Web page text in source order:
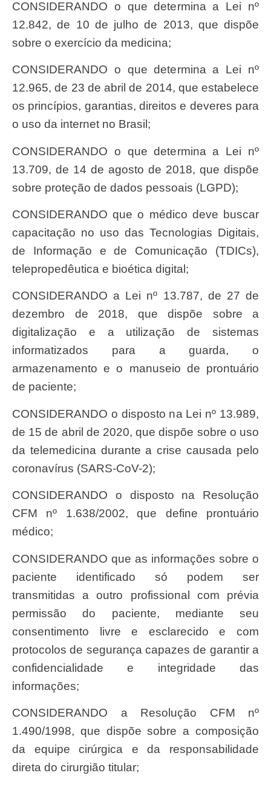
CONSIDERANDO o que determina a Lei nº
12.842, de 10 de julho de 2013, que dispõe
sobre o exercício da medicina;
CONSIDERANDO o que determina a Lei nº
12.965, de 23 de abril de 2014, que estabelece
os princípios, garantias, direitos e deveres para
o uso da internet no Brasil;
CONSIDERANDO o que determina a Lei nº
13.709, de 14 de agosto de 2018, que dispõe
sobre proteção de dados pessoais (LGPD);
CONSIDERANDO que o médico deve buscar
capacitação no uso das Tecnologias Digitais,
de Informação e de Comunicação (TDICs),
telepropedêutica e bioética digital;
CONSIDERANDO a Lei nº 13.787, de 27 de
dezembro de 2018, que dispõe sobre a
digitalização e a utilização de sistemas
informatizados para a guarda, o
armazenamento e o manuseio de prontuário
de paciente;
CONSIDERANDO o disposto na Lei nº 13.989,
de 15 de abril de 2020, que dispõe sobre o uso
da telemedicina durante a crise causada pelo
coronavírus (SARS-CoV-2);
CONSIDERANDO o disposto na Resolução
CFM nº 1.638/2002, que define prontuário
médico;
CONSIDERANDO que as informações sobre o
paciente identificado só podem ser
transmitidas a outro profissional com prévia
permissão do paciente, mediante seu
consentimento livre e esclarecido e com
protocolos de segurança capazes de garantir a
confidencialidade e integridade das
informações;
CONSIDERANDO a Resolução CFM nº
1.490/1998, que dispõe sobre a composição
da equipe cirúrgica e da responsabilidade
direta do cirurgião titular;